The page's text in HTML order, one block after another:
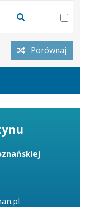
dnia
28.01.2025
10:52:07
wersji
z
dnia
28.01.2025
08:53:47
podgląd
wersji
z
Porównaj